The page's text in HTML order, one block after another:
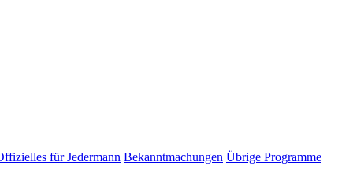
für Jedermann Bekanntmachungen Übrige Programme